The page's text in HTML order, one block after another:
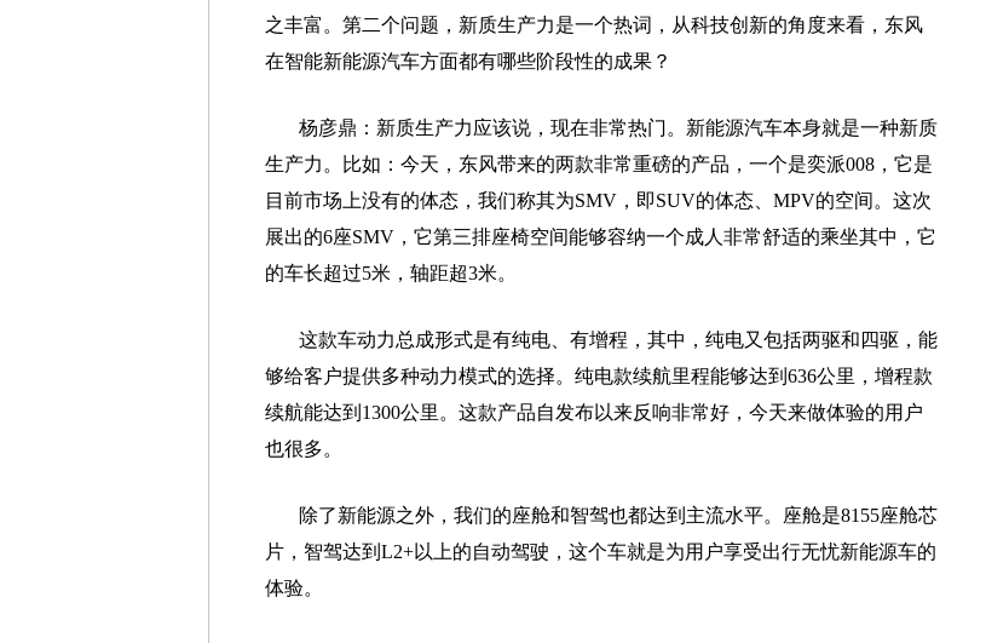
之丰富。第二个问题，新质生产力是一个热词，从科技创新的角度来看，东风
在智能新能源汽车方面都有哪些阶段性的成果？
杨彦鼎：新质生产力应该说，现在非常热门。新能源汽车本身就是一种新质
生产力。比如：今天，东风带来的两款非常重磅的产品，一个是奕派008，它是
目前市场上没有的体态，我们称其为SMV，即SUV的体态、MPV的空间。这次
展出的6座SMV，它第三排座椅空间能够容纳一个成人非常舒适的乘坐其中，它
的车长超过5米，轴距超3米。
这款车动力总成形式是有纯电、有增程，其中，纯电又包括两驱和四驱，能
够给客户提供多种动力模式的选择。纯电款续航里程能够达到636公里，增程款
续航能达到1300公里。这款产品自发布以来反响非常好，今天来做体验的用户
也很多。
除了新能源之外，我们的座舱和智驾也都达到主流水平。座舱是8155座舱芯
片，智驾达到L2+以上的自动驾驶，这个车就是为用户享受出行无忧新能源车的
体验。